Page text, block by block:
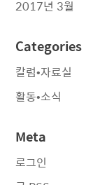
2017년 3월
Categories
칼럼•자료실
활동•소식
Meta
로그인